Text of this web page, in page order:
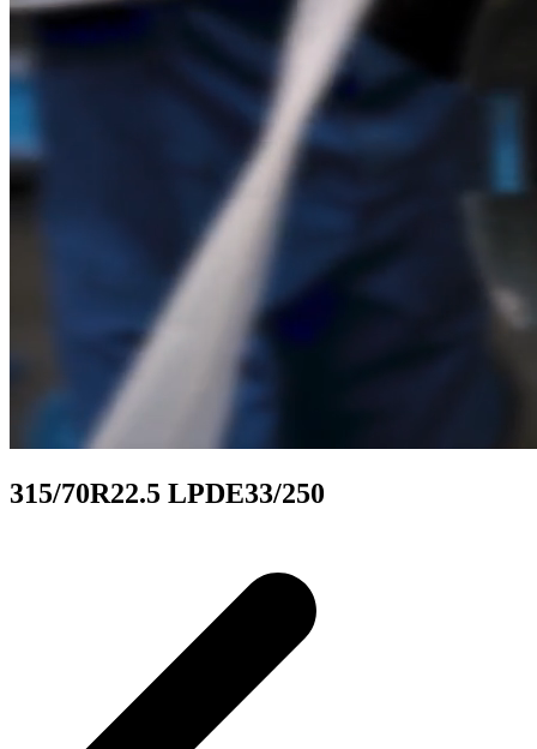
315/70R22.5 LPDE33/250